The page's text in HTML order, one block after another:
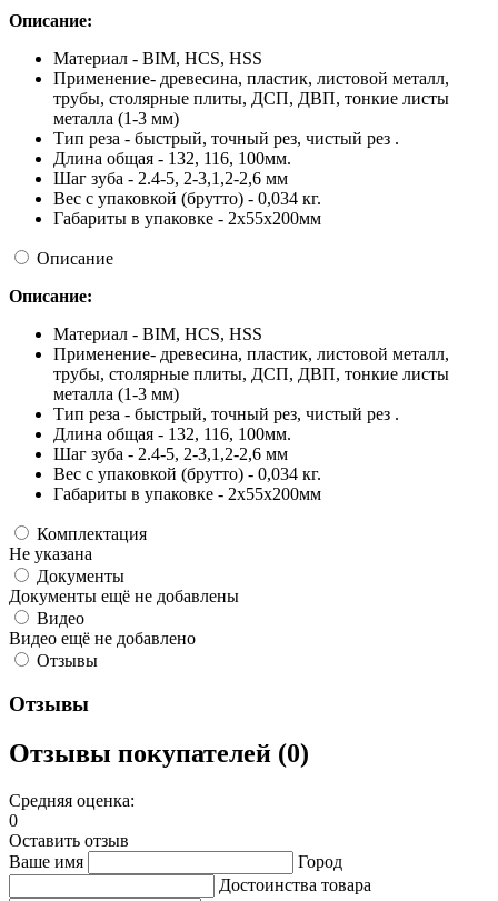
Описание:
Материал - BIM, HCS, HSS
Применение- древесина, пластик, листовой металл,
трубы, столярные плиты, ДСП, ДВП, тонкие листы
металла (1-3 мм)
Тип реза - быстрый, точный рез, чистый рез .
Длина общая - 132, 116, 100мм.
Шаг зуба - 2.4-5, 2-3,1,2-2,6 мм
Вес с упаковкой (брутто) - 0,034 кг.
Габариты в упаковке - 2x55x200мм
Описание
Описание:
Материал - BIM, HCS, HSS
Применение- древесина, пластик, листовой металл,
трубы, столярные плиты, ДСП, ДВП, тонкие листы
металла (1-3 мм)
Тип реза - быстрый, точный рез, чистый рез .
Длина общая - 132, 116, 100мм.
Шаг зуба - 2.4-5, 2-3,1,2-2,6 мм
Вес с упаковкой (брутто) - 0,034 кг.
Габариты в упаковке - 2x55x200мм
Комплектация
Не указана
Документы
Документы ещё не добавлены
Видео
Видео ещё не добавлено
Отзывы
Отзывы
Отзывы покупателей (0)
Средняя оценка:
0
Оставить отзыв
Ваше имя
Город
Достоинства товара